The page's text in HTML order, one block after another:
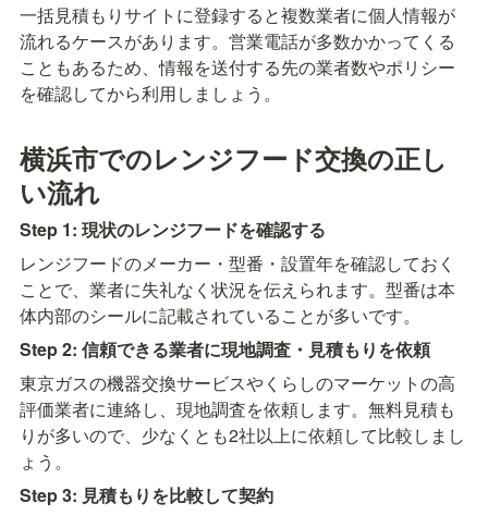
一括見積もりサイトに登録すると複数業者に個人情報が
流れるケースがあります。営業電話が多数かかってくる
こともあるため、情報を送付する先の業者数やポリシー
を確認してから利用しましょう。
横浜市でのレンジフード交換の正し
い流れ
Step 1: 現状のレンジフードを確認する
レンジフードのメーカー・型番・設置年を確認しておく
ことで、業者に失礼なく状況を伝えられます。型番は本
体内部のシールに記載されていることが多いです。
Step 2: 信頼できる業者に現地調査・見積もりを依頼
東京ガスの機器交換サービスやくらしのマーケットの高
評価業者に連絡し、現地調査を依頼します。無料見積も
りが多いので、少なくとも2社以上に依頼して比較しまし
ょう。
Step 3: 見積もりを比較して契約